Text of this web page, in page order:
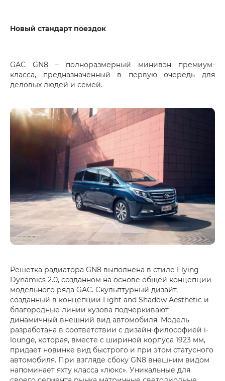
Новый стандарт поездок
GAC GN8 – полноразмерный минивэн премиум-
класса, предназначенный в первую очередь для
деловых людей и семей.
Решетка радиатора GN8 выполнена в стиле Flying
Dynamics 2.0, созданном на основе общей концепции
модельного ряда GAC. Скульптурный дизайт,
созданный в концепции Light and Shadow Aesthetic и
благородные линии кузова подчеркивают
динамичный внешний вид автомобиля. Модель
разработана в соответствии с дизайн-философией i-
lounge, которая, вместе с шириной корпуса 1923 мм,
придает новинке вид быстрого и при этом статусного
автомобиля. При взгляде сбоку GN8 внешним видом
напоминает яхту класса «люкс». Уникальные для